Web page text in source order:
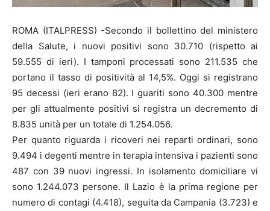
ROMA (ITALPRESS) -Secondo il bollettino del ministero
della Salute, i nuovi positivi sono 30.710 (rispetto ai
59.555 di ieri). I tamponi processati sono 211.535 che
portano il tasso di positività al 14,5%. Oggi si registrano
95 decessi (ieri erano 82). I guariti sono 40.300 mentre
per gli attualmente positivi si registra un decremento di
8.835 unità per un totale di 1.254.056.
Per quanto riguarda i ricoveri nei reparti ordinari, sono
9.494 i degenti mentre in terapia intensiva i pazienti sono
487 con 39 nuovi ingressi. In isolamento domiciliare vi
sono 1.244.073 persone. Il Lazio è la prima regione per
numero di contagi (4.418), seguita da Campania (3.723) e